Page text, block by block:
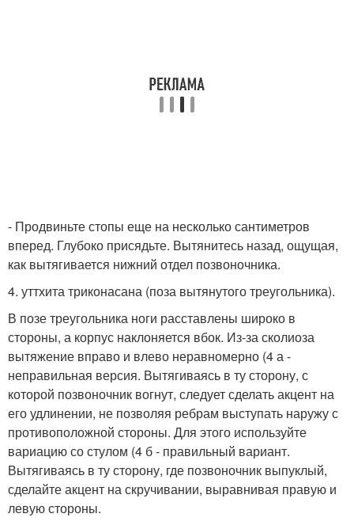
- Продвиньте стопы еще на несколько сантиметров
вперед. Глубоко присядьте. Вытянитесь назад, ощущая,
как вытягивается нижний отдел позвоночника.
4. уттхита триконасана (поза вытянутого треугольника).
В позе треугольника ноги расставлены широко в
стороны, а корпус наклоняется вбок. Из-за сколиоза
вытяжение вправо и влево неравномерно (4 а -
неправильная версия. Вытягиваясь в ту сторону, с
которой позвоночник вогнут, следует сделать акцент на
его удлинении, не позволяя ребрам выступать наружу с
противоположной стороны. Для этого используйте
вариацию со стулом (4 б - правильный вариант.
Вытягиваясь в ту сторону, где позвоночник выпуклый,
сделайте акцент на скручивании, выравнивая правую и
левую стороны.